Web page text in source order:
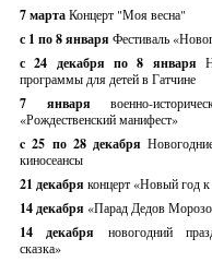
7 мартаКонцерт "Моя весна"
с 1 по 8 января Фестиваль
с 24 декабря по 8 января
программы для детей в Гатчине
7 январявоенно-
«Рождественский манифест»
c 25 по 28 декабря
киносеансы
21 декабря концерт «Новый год
14 декабря «Парад Дедов
14 декабря новогодний
сказка»